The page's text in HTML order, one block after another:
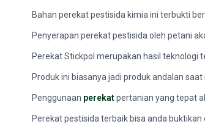
Bahan perekat pestisida kimia ini terbukti
Penyerapan perekat pestisida oleh petani
Perekat Stickpol merupakan hasil teknologi
Produk ini biasanya jadi produk andalan
Penggunaan perekatpertanian yang tepat
Perekat pestisida terbaik bisa anda